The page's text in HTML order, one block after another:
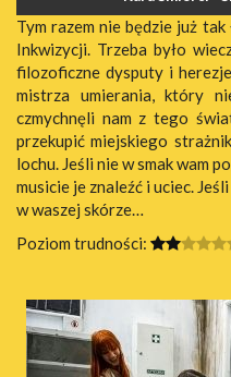
Tym razem nie będzie już
Inkwizycji. Trzeba było
filozoficzne dysputy i
mistrza umierania, który
czmychnęli nam z tego
przekupić miejskiego
lochu. Jeśli nie w smak wam
musicie je znaleźć i uciec.
w waszej skórze…
Poziom trudności: